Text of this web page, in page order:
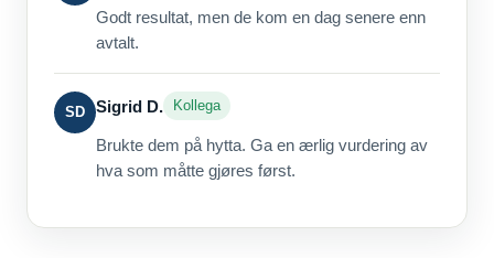
Godt resultat, men de kom en dag senere enn
avtalt.
SD Sigrid D. Kollega
Brukte dem på hytta. Ga en ærlig vurdering av
hva som måtte gjøres først.